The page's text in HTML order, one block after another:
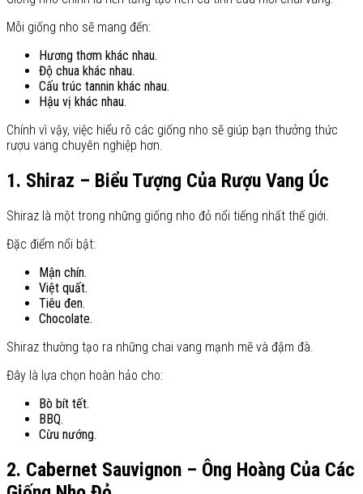
Mỗi giống nho sẽ mang đến:
Hương thơm khác nhau.
Độ chua khác nhau.
Cấu trúc tannin khác nhau.
Hậu vị khác nhau.
Chính vì vậy, việc hiểu rõ các giống nho sẽ giúp bạn thưởng thức
rượu vang chuyên nghiệp hơn.
1. Shiraz – Biểu Tượng Của Rượu Vang Úc
Shiraz là một trong những giống nho đỏ nổi tiếng nhất thế giới.
Đặc điểm nổi bật:
Mận chín.
Việt quất.
Tiêu đen.
Chocolate.
Shiraz thường tạo ra những chai vang mạnh mẽ và đậm đà.
Đây là lựa chọn hoàn hảo cho:
Bò bít tết.
BBQ.
Cừu nướng.
2. Cabernet Sauvignon – Ông Hoàng Của Các